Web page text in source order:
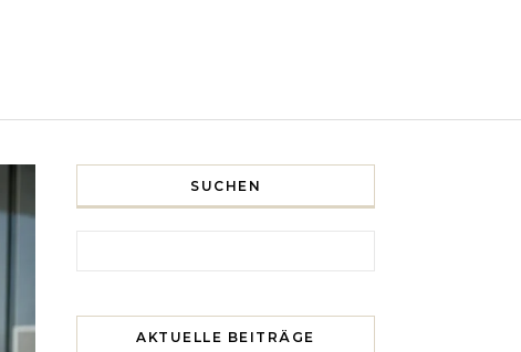
SUCHEN
AKTUELLE BEITRÄGE